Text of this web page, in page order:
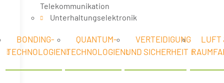
Telekommunikation
Unterhaltungselektronik
BONDING-
TECHNOLOGIEN
QUANTUM-
TECHNOLOGIEN
VERTEIDIGUNG
UND SICHERHEIT
LUFT